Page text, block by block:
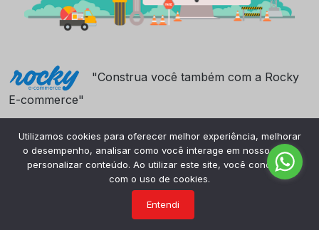
"Construa você também com a Rocky
E-commerce"
Utilizamos cookies para oferecer melhor experiência, melhorar
o desempenho, analisar como você interage em nosso site e
personalizar conteúdo. Ao utilizar este site, você concorda
com o uso de cookies.
Entendi